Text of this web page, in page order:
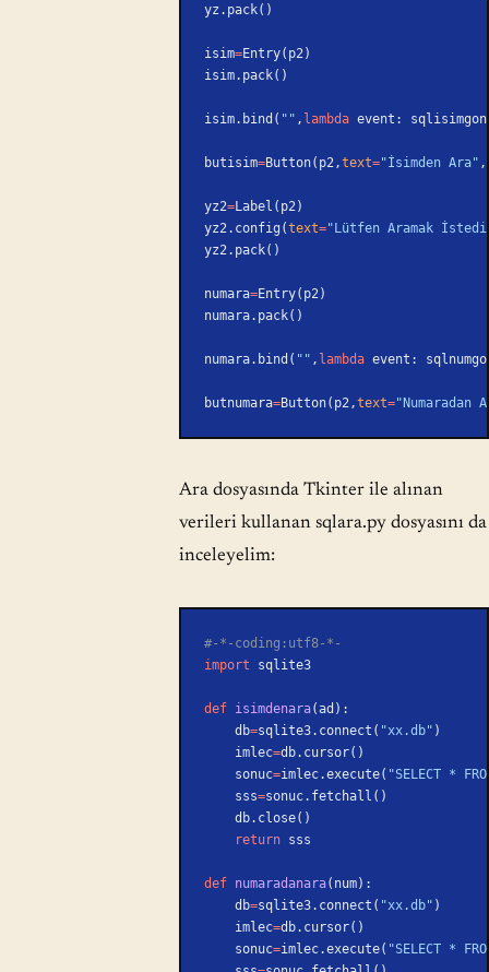
yz.pack()
isim=Entry(p2)
isim.pack()
isim.bind( "" , lambda event:
butisim=Button(p2,text="İsimden Ara" ,
yz2=Label(p2)
yz2.config(text="Lütfen Aramak
yz2.pack()
numara=Entry(p2)
numara.pack()
numara.bind( "" , lambda event:
butnumara=Button(p2,text="Numaradan
Ara dosyasında Tkinter ile alınan
verileri kullanan sqlara.py dosyasını da
inceleyelim:
#-*-coding:utf8-*-
import sqlite3
def isimdenara(ad):
    db
=sqlite3.connect( "xx.db" )
    imlec
=db.cursor()
    sonuc
=imlec.execute( "SELECT *
    sss
=sonuc.fetchall()
    db.close()
    return
sss
def numaradanara(num):
    db
=sqlite3.connect( "xx.db" )
    imlec
=db.cursor()
    sonuc
=imlec.execute( "SELECT *